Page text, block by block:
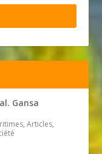
Gansa
Articles,